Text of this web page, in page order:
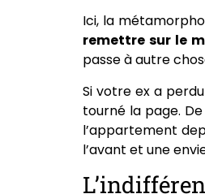
Ici, la
remettre sur le
passe à autre
Si votre ex a
tourné la page.
l’appartement
l’avant et une